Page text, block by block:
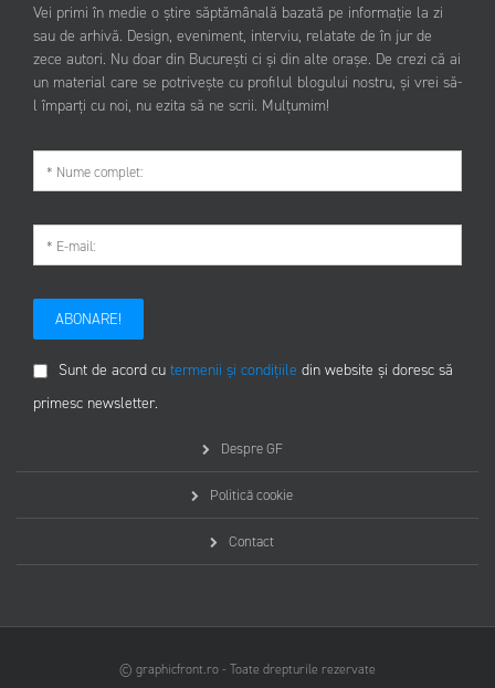
Vei primi în medie o știre săptămânală bazată pe informație la zi
sau de arhivă. Design, eveniment, interviu, relatate de în jur de
zece autori. Nu doar din București ci și din alte orașe. De crezi că ai
un material care se potrivește cu profilul blogului nostru, și vrei să-
l împarți cu noi, nu ezita să ne scrii. Mulțumim!
ABONARE!
Sunt de acord cu termenii și condițiile din website și doresc să
primesc newsletter.
Despre GF
Politică cookie
Contact
© graphicfront.ro - Toate drepturile rezervate